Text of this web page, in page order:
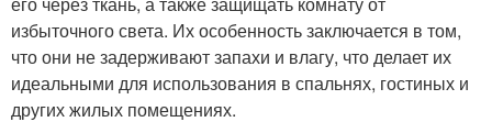
избыточного света. Их особенность заключается в том,
что они не задерживают запахи и влагу, что делает их
идеальными для использования в спальнях, гостиных и
других жилых помещениях.